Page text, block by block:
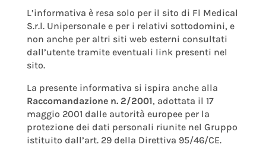
L’informativa è resa solo per il sito di Fl Medical
S.r.l. Unipersonale e per i relativi sottodomini, e
non anche per altri siti web esterni consultati
dall’utente tramite eventuali link presenti nel
sito.
La presente informativa si ispira anche alla
Raccomandazione n. 2/2001, adottata il 17
maggio 2001 dalle autorità europee per la
protezione dei dati personali riunite nel Gruppo
istituito dall’art. 29 della Direttiva 95/46/CE.